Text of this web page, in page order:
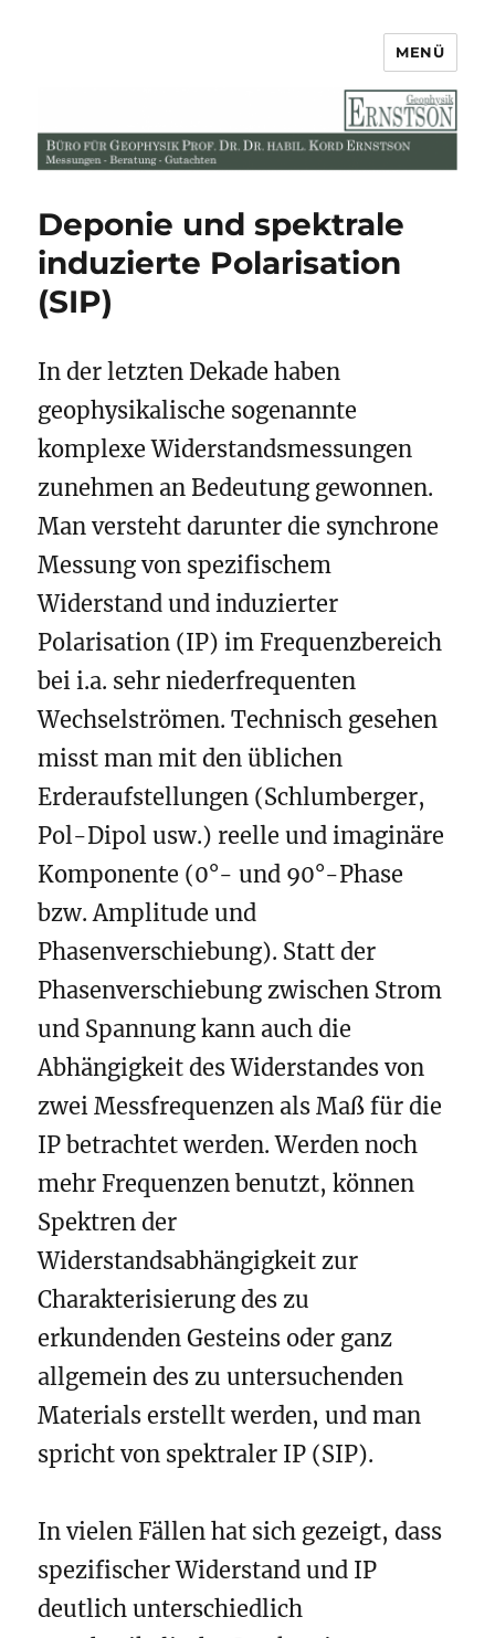
Büro für Geophysik Prof. Dr. Dr.
MENÜ
Deponie und spektrale
induzierte Polarisation
(SIP)
In der letzten Dekade haben
geophysikalische sogenannte
komplexe Widerstandsmessungen
zunehmen an Bedeutung gewonnen.
Man versteht darunter die synchrone
Messung von spezifischem
Widerstand und induzierter
Polarisation (IP) im Frequenzbereich
bei i.a. sehr niederfrequenten
Wechselströmen. Technisch gesehen
misst man mit den üblichen
Erderaufstellungen (Schlumberger,
Pol-Dipol usw.) reelle und imaginäre
Komponente (0°- und 90°-Phase
bzw. Amplitude und
Phasenverschiebung). Statt der
Phasenverschiebung zwischen Strom
und Spannung kann auch die
Abhängigkeit des Widerstandes von
zwei Messfrequenzen als Maß für die
IP betrachtet werden. Werden noch
mehr Frequenzen benutzt, können
Spektren der
Widerstandsabhängigkeit zur
Charakterisierung des zu
erkundenden Gesteins oder ganz
allgemein des zu untersuchenden
Materials erstellt werden, und man
spricht von spektraler IP (SIP).
In vielen Fällen hat sich gezeigt, dass
spezifischer Widerstand und IP
deutlich unterschiedlich